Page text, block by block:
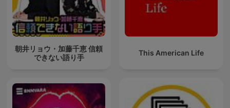
朝井リョウ・加藤千恵 信頼
できない語り手
This American Life